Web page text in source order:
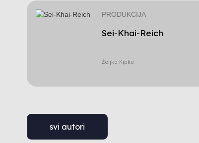
PRODUKCIJA
Sei-Khai-Reich
Željko Kipke
svi autori